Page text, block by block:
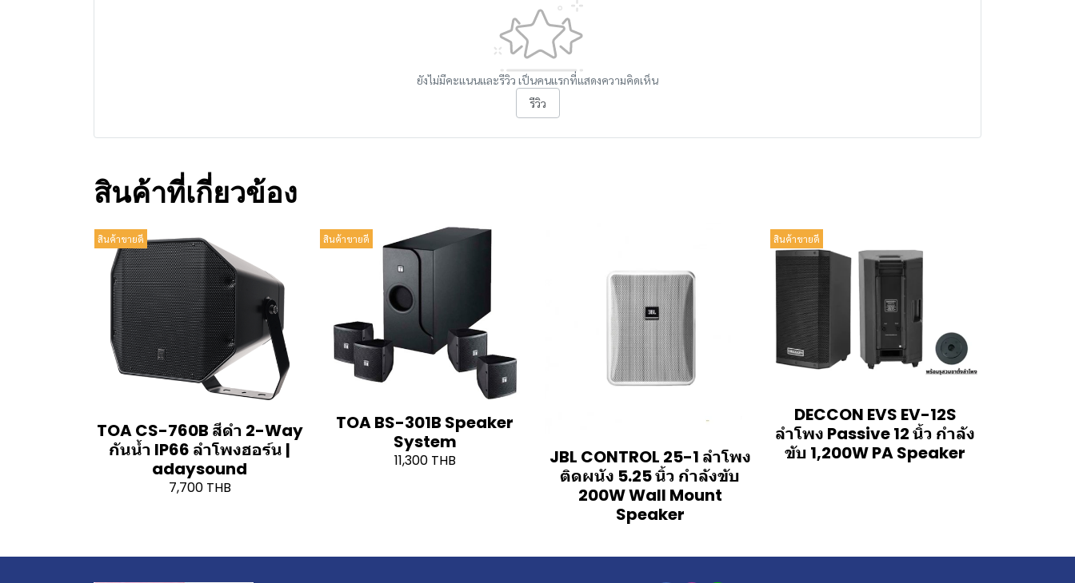
ยังไม่มีคะแนนและรีวิว เป็นคนแรกที่แสดงความคิดเห็น
รีวิว
สินค้าที่เกี่ยวข้อง
สินค้าขายดี
TOA CS-760B สีดำ 2-Way
กันน้ำ IP66 ลำโพงฮอร์น |
adaysound
7,700 THB
สินค้าขายดี
TOA BS-301B Speaker
System
11,300 THB
JBL CONTROL 25-1 ลำโพง
ติดผนัง 5.25 นิ้ว กำลังขับ
200W Wall Mount
Speaker
สินค้าขายดี
DECCON EVS EV-12S
ลำโพง Passive 12 นิ้ว กำลัง
ขับ 1,200W PA Speaker